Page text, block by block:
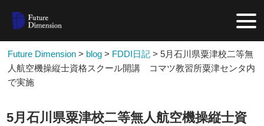
Future Dimension > blog > FDDI日記 >5月石川県粟津校二等無
人航空機操縦士資格スクール開講 コマツ教習所粟津センタ内
で実施
5月石川県粟津校二等無人航空機操縦士資